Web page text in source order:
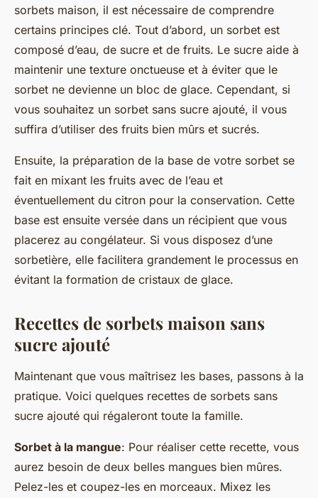
sorbets maison, il est nécessaire de comprendre
certains principes clé. Tout d’abord, un sorbet est
composé d’eau, de sucre et de fruits. Le sucre aide à
maintenir une texture onctueuse et à éviter que le
sorbet ne devienne un bloc de glace. Cependant, si
vous souhaitez un sorbet sans sucre ajouté, il vous
suffira d’utiliser des fruits bien mûrs et sucrés.
Ensuite, la préparation de la base de votre sorbet se
fait en mixant les fruits avec de l’eau et
éventuellement du citron pour la conservation. Cette
base est ensuite versée dans un récipient que vous
placerez au congélateur. Si vous disposez d’une
sorbetière, elle facilitera grandement le processus en
évitant la formation de cristaux de glace.
Recettes de sorbets maison sans
sucre ajouté
Maintenant que vous maîtrisez les bases, passons à la
pratique. Voici quelques recettes de sorbets sans
sucre ajouté qui régaleront toute la famille.
Sorbet à la mangue: Pour réaliser cette recette, vous
aurez besoin de deux belles mangues bien mûres.
Pelez-les et coupez-les en morceaux. Mixez les